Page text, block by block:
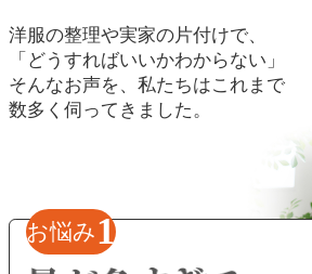
洋服の整理や実家の片付けで、
「どうすればいいかわからない」
そんなお声を、私たちはこれまで
数多く伺ってきました。
お悩み1